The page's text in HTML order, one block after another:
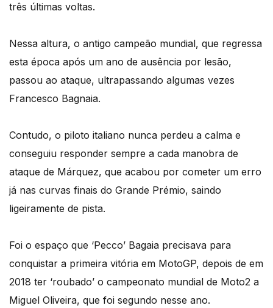
três últimas voltas.
Nessa altura, o antigo campeão mundial, que regressa
esta época após um ano de ausência por lesão,
passou ao ataque, ultrapassando algumas vezes
Francesco Bagnaia.
Contudo, o piloto italiano nunca perdeu a calma e
conseguiu responder sempre a cada manobra de
ataque de Márquez, que acabou por cometer um erro
já nas curvas finais do Grande Prémio, saindo
ligeiramente de pista.
Foi o espaço que ‘Pecco’ Bagaia precisava para
conquistar a primeira vitória em MotoGP, depois de em
2018 ter ‘roubado’ o campeonato mundial de Moto2 a
Miguel Oliveira, que foi segundo nesse ano.